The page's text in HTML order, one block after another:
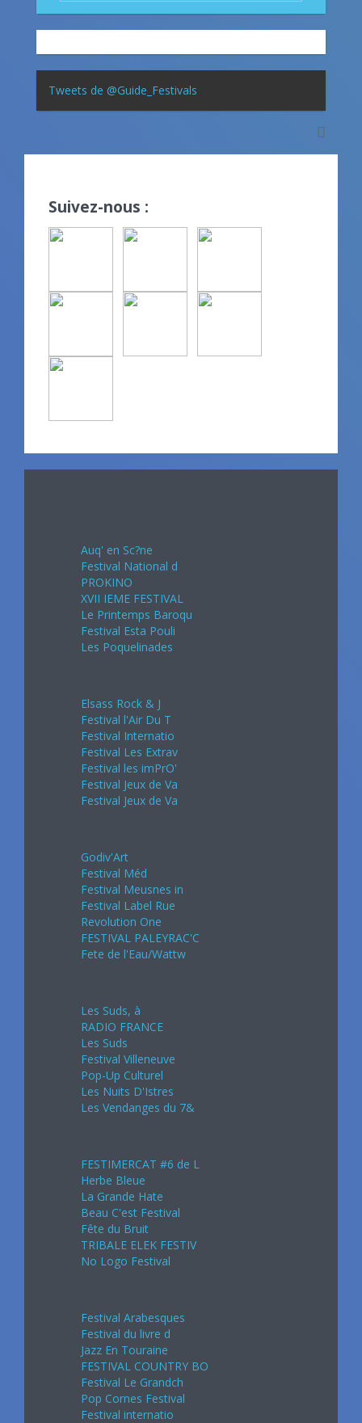
Tweets de @Guide_Festivals
Suivez-nous :
Auq' en Sc?ne
Festival National d
PROKINO
XVII IEME FESTIVAL
Le Printemps Baroqu
Festival Esta Pouli
Les Poquelinades
Elsass Rock & J
Festival l'Air Du T
Festival Internatio
Festival Les Extrav
Festival les imPrO'
Festival Jeux de Va
Festival Jeux de Va
Godiv'Art
Festival Méd
Festival Meusnes in
Festival Label Rue
Revolution One
FESTIVAL PALEYRAC'C
Fete de l'Eau/Wattw
Les Suds, à
RADIO FRANCE
Les Suds
Festival Villeneuve
Pop-Up Culturel
Les Nuits D'Istres
Les Vendanges du 7&
FESTIMERCAT #6 de L
Herbe Bleue
La Grande Hate
Beau C'est Festival
Fête du Bruit
TRIBALE ELEK FESTIV
No Logo Festival
Festival Arabesques
Festival du livre d
Jazz En Touraine
FESTIVAL COUNTRY BO
Festival Le Grandch
Pop Cornes Festival
Festival internatio